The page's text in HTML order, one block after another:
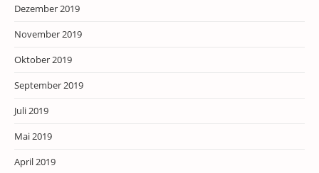
Dezember 2019
November 2019
Oktober 2019
September 2019
Juli 2019
Mai 2019
April 2019